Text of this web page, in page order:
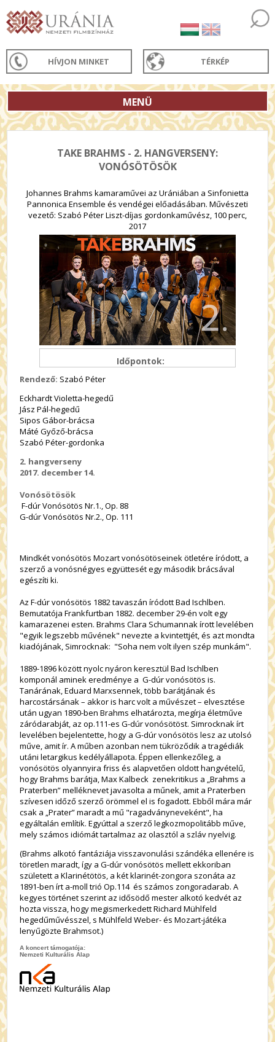
HÍVJON MINKET TÉRKÉP
MENÜ
TAKE BRAHMS - 2. HANGVERSENY:
VONÓSÖTÖSÖK
Johannes Brahms kamaraművei az Urániában a Sinfonietta
Pannonica Ensemble és vendégei előadásában. Művészeti
vezető: Szabó Péter Liszt-díjas gordonkaművész, 100 perc,
2017
Időpontok:
Rendező: Szabó Péter
Eckhardt Violetta-hegedű
Jász Pál-hegedű
Sipos Gábor-brácsa
Máté Győző-brácsa
Szabó Péter-gordonka
2. hangverseny
2017. december 14.
Vonósötösök
F-dúr Vonósötös Nr.1., Op. 88
G-dúr Vonósötös Nr.2., Op. 111
Mindkét vonósötös Mozart vonósötöseinek ötletére íródott, a
szerző a vonósnégyes együttesét egy második brácsával
egészíti ki.
Az F-dúr vonósötös 1882 tavaszán íródott Bad Ischlben.
Bemutatója Frankfurtban 1882. december 29-én volt egy
kamarazenei esten. Brahms Clara Schumannak írott levelében
"egyik legszebb művének" nevezte a kvintettjét, és azt mondta
kiadójának, Simrocknak: "Soha nem volt ilyen szép munkám".
1889-1896 között nyolc nyáron keresztül Bad Ischlben
komponál aminek eredménye a G-dúr vonósötös is.
Tanárának, Eduard Marxsennek, több barátjának és
harcostársának – akkor is harc volt a művészet – elvesztése
után ugyan 1890-ben Brahms elhatározta, megírja életműve
záródarabját, az op.111-es G-dúr vonósötöst. Simrocknak írt
levelében bejelentette, hogy a G-dúr vonósötös lesz az utolsó
műve, amit ír. A műben azonban nem tükröződik a tragédiák
utáni letargikus kedélyállapota. Éppen ellenkezőleg, a
vonósötös olyannyira friss és alapvetően oldott hangvételű,
hogy Brahms barátja, Max Kalbeck zenekritikus a „Brahms a
Praterben” melléknevet javasolta a műnek, amit a Praterben
szívesen időző szerző örömmel el is fogadott. Ebből mára már
csak a „Prater” maradt a mű "ragadványneveként", ha
egyáltalán említik. Egyúttal a szerző legkozmopolitább műve,
mely számos idiómát tartalmaz az olasztól a szláv nyelvig.
(Brahms alkotó fantáziája visszavonulási szándéka ellenére is
töretlen maradt, így a G-dúr vonósötös mellett ekkoriban
született a Klarinétötös, a két klarinét-zongora szonáta az
1891-ben írt a-moll trió Op.114 és számos zongoradarab. A
kegyes történet szerint az idősödő mester alkotó kedvét az
hozta vissza, hogy megismerkedett Richard Mühlfeld
hegedűművésszel, s Mühlfeld Weber- és Mozart-játéka
lenyűgözte Brahmsot.)
A koncert támogatója:
Nemzeti Kulturális Alap